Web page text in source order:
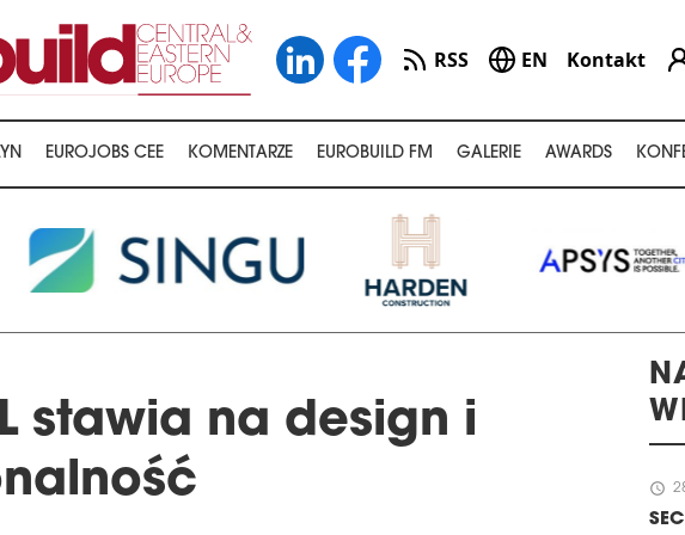
RSS EN Kontakt
EUROJOBS CEE KOMENTARZE EUROBUILD FM GALERIE AWARDS
stawia na design i
schedule